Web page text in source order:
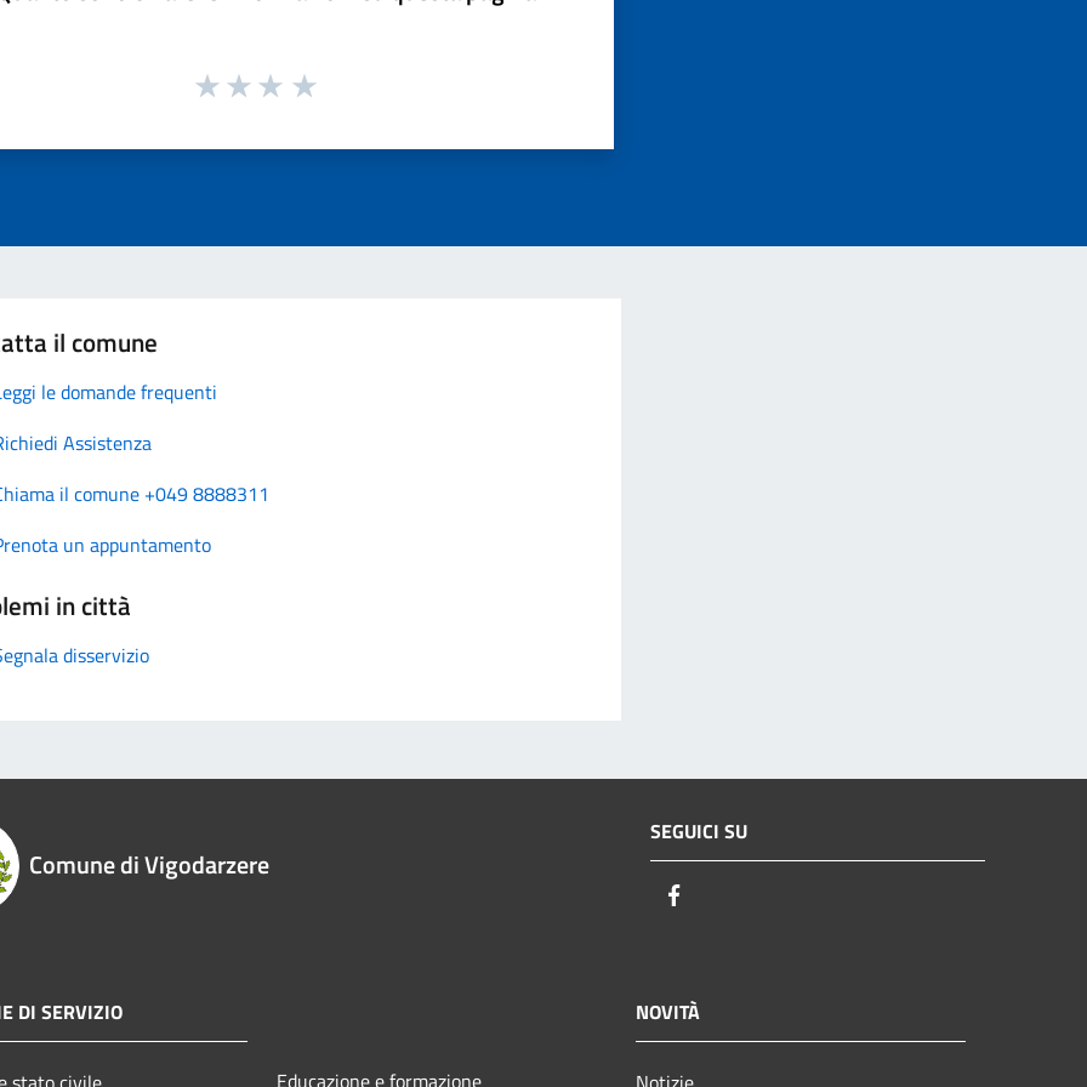
il comune
le domande frequenti
Assistenza
il comune +049 8888311
un appuntamento
in città
disservizio
Comune di Vigodarzere
SEGUICI SU
DI SERVIZIO
Educazione e formazione
NOVITÀ